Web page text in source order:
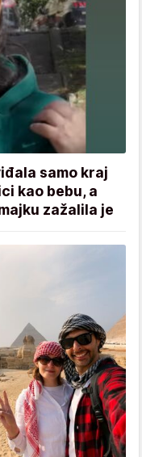
samo kraj
kao bebu, a
zažalila je